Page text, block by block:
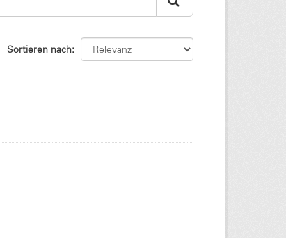
Sortieren nach